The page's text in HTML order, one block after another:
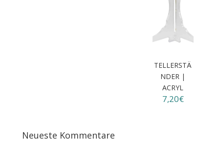
TELLERSTÄ
NDER |
ACRYL
7,20€
Neueste Kommentare